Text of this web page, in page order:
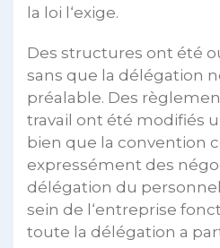
la loi l‘exige.
Des structures ont été
sans que la délégation
préalable. Des
travail ont été modifiés
bien que la convention
expressément des
délégation du
sein de l‘entreprise
toute la délégation a